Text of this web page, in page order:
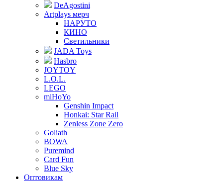
DeAgostini
Artplays мерч
НАРУТО
КИНО
Светильники
JADA Toys
Hasbro
JOYTOY
L.O.L.
LEGO
miHoYo
Genshin Impact
Honkai: Star Rail
Zenless Zone Zero
Goliath
BOWA
Puremind
Card Fun
Blue Sky
Оптовикам